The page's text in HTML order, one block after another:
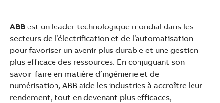
ABB est un leader technologique mondial dans les
secteurs de l’électrification et de l’automatisation
pour favoriser un avenir plus durable et une gestion
plus efficace des ressources. En conjuguant son
savoir-faire en matière d’ingénierie et de
numérisation, ABB aide les industries à accroître leur
rendement, tout en devenant plus efficaces,